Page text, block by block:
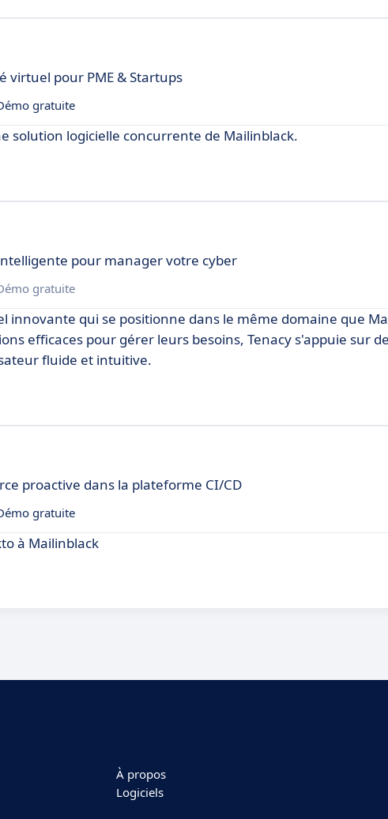
virtuel pour PME & Startups
gratuite
solution logicielle concurrente de Mailinblack.
pour manager votre cyber
gratuite
innovante qui se positionne dans le même domaine que
efficaces pour gérer leurs besoins, Tenacy s'appuie sur
fluide et intuitive.
proactive dans la plateforme CI/CD
gratuite
à Mailinblack
À propos
Logiciels